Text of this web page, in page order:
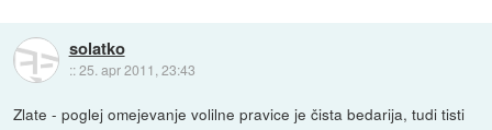
solatko
::25. apr 2011, 23:43
Zlate - poglej omejevanje volilne pravice je čista bedarija, tudi tisti